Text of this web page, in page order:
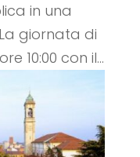
in una
giornata di
10:00 con il...